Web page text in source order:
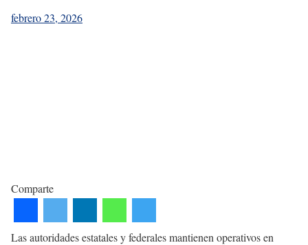
febrero 23, 2026
Comparte
Las autoridades estatales y federales mantienen operativos en